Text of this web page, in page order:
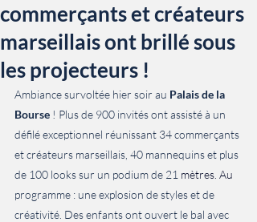
commerçants et créateurs
marseillais ont brillé sous
les projecteurs !
Ambiance survoltée hier soir au Palais de la
Bourse ! Plus de 900 invités ont assisté à un
défilé exceptionnel réunissant 34 commerçants
et créateurs marseillais, 40 mannequins et plus
de 100 looks sur un podium de 21 mètres. Au
programme : une explosion de styles et de
créativité. Des enfants ont ouvert le bal avec